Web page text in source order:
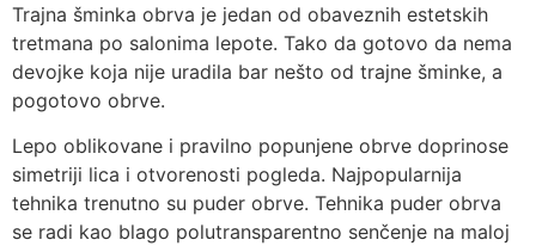
Trajna šminka obrva je jedan od obaveznih estetskih
tretmana po salonima lepote. Tako da gotovo da nema
devojke koja nije uradila bar nešto od trajne šminke, a
pogotovo obrve.
Lepo oblikovane i pravilno popunjene obrve doprinose
simetriji lica i otvorenosti pogleda. Najpopularnija
tehnika trenutno su puder obrve. Tehnika puder obrva
se radi kao blago polutransparentno senčenje na maloj